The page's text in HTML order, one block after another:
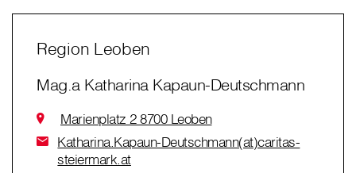
Region Leoben
Mag.a Katharina Kapaun-Deutschmann
Marienplatz 2 8700 Leoben
Katharina.Kapaun-Deutschmann(at)caritas-
steiermark.at